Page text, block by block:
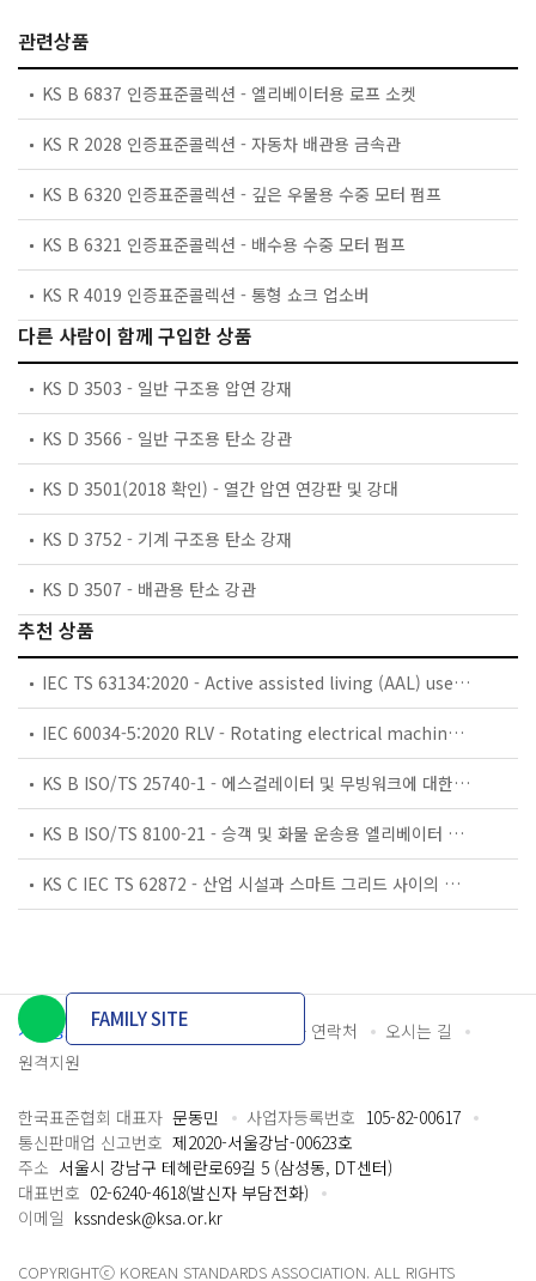
관련상품
KS B 6837 인증표준콜렉션 - 엘리베이터용 로프 소켓
KS R 2028 인증표준콜렉션 - 자동차 배관용 금속관
KS B 6320 인증표준콜렉션 - 깊은 우물용 수중 모터 펌프
KS B 6321 인증표준콜렉션 - 배수용 수중 모터 펌프
KS R 4019 인증표준콜렉션 - 통형 쇼크 업소버
다른 사람이 함께 구입한 상품
KS D 3503 - 일반 구조용 압연 강재
KS D 3566 - 일반 구조용 탄소 강관
KS D 3501(2018 확인) - 열간 압연 연강판 및 강대
KS D 3752 - 기계 구조용 탄소 강재
KS D 3507 - 배관용 탄소 강관
추천 상품
IEC TS 63134:2020 - Active assisted living (AAL) use cases
IEC 60034-5:2020 RLV - Rotating electrical machines - Part 5: Degrees of protection provided by the integral design of rotating electrical machines (IP code) - Classification
KS B ISO/TS 25740-1 - 에스컬레이터 및 무빙워크에 대한 안전요건 — 제1부: 세계공통 필수 안전요건(GESRs)
KS B ISO/TS 8100-21 - 승객 및 화물 운송용 엘리베이터 —제21부: 세계공통 필수안전요건(GESRs)을 충족하는 세계공통 안전 파라미터(GSPs)
KS C IEC TS 62872 - 산업 시설과 스마트 그리드 사이의 산업 공정 측정, 제어 및 자동화 시스템 인터페이스
개인정보처리방침 이용약관 담당자 연락처
오시는 길
원격지원
FAMILY SITE
한국표준협회 대표자 문동민 사업자등록번호 105-82-00617
통신판매업 신고번호 제2020-서울강남-00623호
주소 서울시 강남구 테헤란로69길 5 (삼성동, DT센터)
대표번호 02-6240-4618(발신자 부담전화)
이메일 kssndesk@ksa.or.kr
COPYRIGHTⓒ KOREAN STANDARDS ASSOCIATION. ALL RIGHTS